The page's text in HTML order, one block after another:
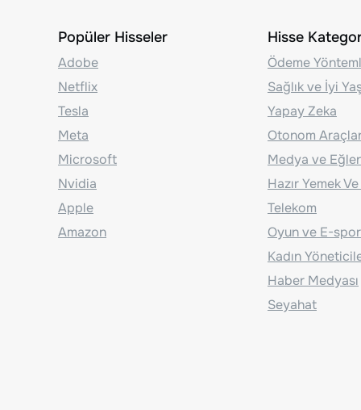
Popüler Hisseler
Adobe
Netflix
Tesla
Meta
Microsoft
Nvidia
Apple
Amazon
Hisse
Ödeme
Sağlık ve İyi
Yapay Zeka
Otonom
Medya ve
Hazır Yemek
Telekom
Oyun ve E-spor
Kadın
Haber Medyası
Seyahat